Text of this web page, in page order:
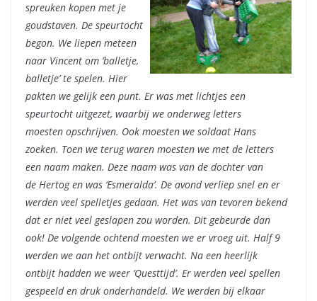
spreuken kopen met je
goudstaven. De speurtocht
begon. We liepen meteen
naar Vincent om ‘balletje,
balletje’ te spelen. Hier
pakten we gelijk een punt. Er was met lichtjes een
speurtocht uitgezet, waarbij we onderweg letters
moesten opschrijven. Ook moesten we soldaat Hans
zoeken. Toen we terug waren moesten we met de letters
een naam maken. Deze naam was van de dochter van
de Hertog en was ‘Esmeralda’. De avond verliep snel en er
werden veel spelletjes gedaan. Het was van tevoren bekend
dat er niet veel geslapen zou worden. Dit gebeurde dan
ook! De volgende ochtend moesten we er vroeg uit. Half 9
werden we aan het ontbijt verwacht. Na een heerlijk
ontbijt hadden we weer ‘Questtijd’. Er werden veel spellen
gespeeld en druk onderhandeld. We werden bij elkaar